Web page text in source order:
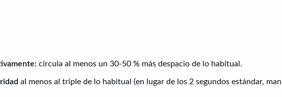
circula al menos un 30-50 % más despacio de lo habitual.
al menos al triple de lo habitual (en lugar de los 2 segundos estándar,